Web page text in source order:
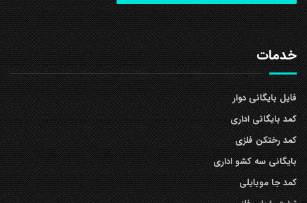
خدمات
فایل بایگانی دوار
کمد بایگانی اداری
کمد رختکن فلزی
بایگانی سه کشو اداری
کمد جا موبایلی